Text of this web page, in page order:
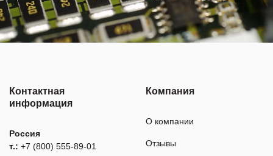
Контактная
информация
Россия
т.: +7 (800) 555-89-01
Компания
О компании
Отзывы